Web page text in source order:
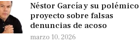
Néstor García y su polémico
proyecto sobre falsas
denuncias de acoso
marzo 10, 2026